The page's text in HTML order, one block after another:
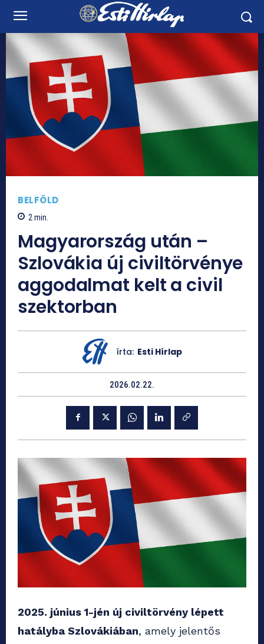
BELFÖLD
2 min.
Magyarország után –
Szlovákia új civiltörvénye
aggodalmat kelt a civil
szektorban
írta: Esti Hírlap
2026.02.22.
2025. június 1-jén új civiltörvény lépett
hatályba Szlovákiában, amely jelentős